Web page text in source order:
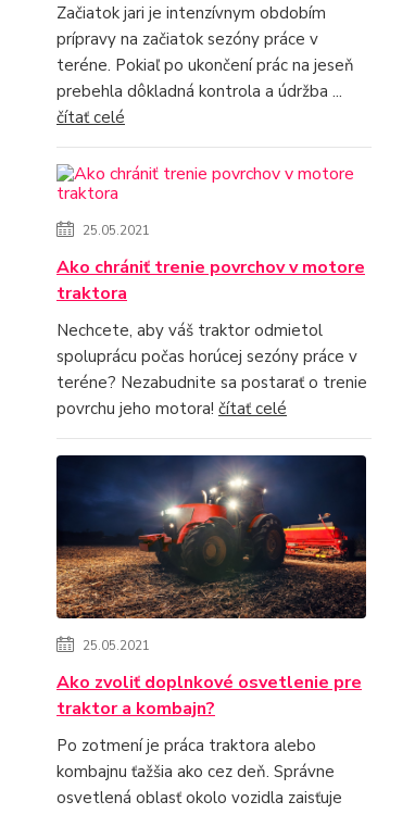
Začiatok jari je intenzívnym obdobím
prípravy na začiatok sezóny práce v
teréne. Pokiaľ po ukončení prác na jeseň
prebehla dôkladná kontrola a údržba ...
čítať celé
25.05.2021
Ako chrániť trenie povrchov v motore
traktora
Nechcete, aby váš traktor odmietol
spoluprácu počas horúcej sezóny práce v
teréne? Nezabudnite sa postarať o trenie
povrchu jeho motora! čítať celé
25.05.2021
Ako zvoliť doplnkové osvetlenie pre
traktor a kombajn?
Po zotmení je práca traktora alebo
kombajnu ťažšia ako cez deň. Správne
osvetlená oblasť okolo vozidla zaisťuje